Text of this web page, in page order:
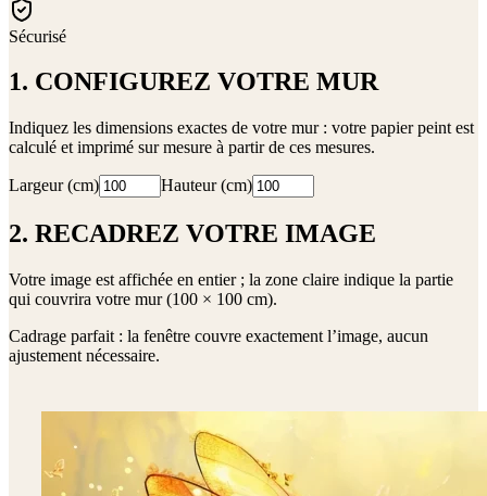
Sécurisé
1. CONFIGUREZ VOTRE MUR
Indiquez les dimensions exactes de votre mur : votre papier peint est
calculé et imprimé sur mesure à partir de ces mesures.
Largeur (cm) Hauteur (cm)
2. RECADREZ VOTRE IMAGE
Votre image est affichée en entier ; la zone claire indique la partie
qui couvrira votre mur (100 × 100 cm).
Cadrage parfait : la fenêtre couvre exactement l’image, aucun
ajustement nécessaire.